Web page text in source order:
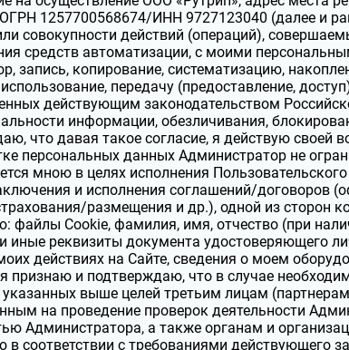
1257700568674/ИНН 9727123040 (далее и
совокупности действий (операций),
средств автоматизации, с моими
запись, копирование, систематизацию,
передачу (предоставление,
действующим законодательством
информации, обезличивания,
что давая такое согласие, я действую своей
персональных данных Администратор не
мною в целях исполнения
и исполнения соглашений/договоров
размещения и др.), одной из сторон
файлы Cookie, фамилия, имя, отчество (при
иные реквизиты документа удостоверяющего
действиях на Сайте, сведения о моем
признаю и подтверждаю, что в случае
выше целей третьим лицам
на проведение проверок деятельности
Администратора, а также органам и
соответствии с требованиями действующего